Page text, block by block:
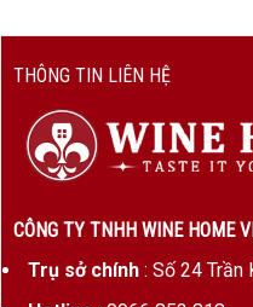
THÔNG TIN LIÊN HỆ
CÔNG TY TNHH WINE HOME
Trụ sở chính: Số 24 Trần